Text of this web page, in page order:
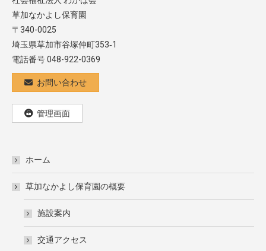
草加なかよし保育園
〒340-0025
埼玉県草加市谷塚仲町353‐1
電話番号 048-922-0369
お問い合わせ
管理画面
ホーム
草加なかよし保育園の概要
施設案内
交通アクセス